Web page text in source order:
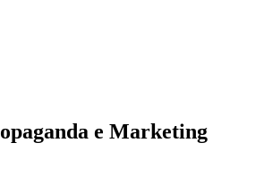
e Marketing